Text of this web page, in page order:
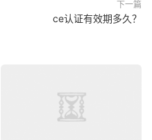
下一篇
ce认证有效期多久？